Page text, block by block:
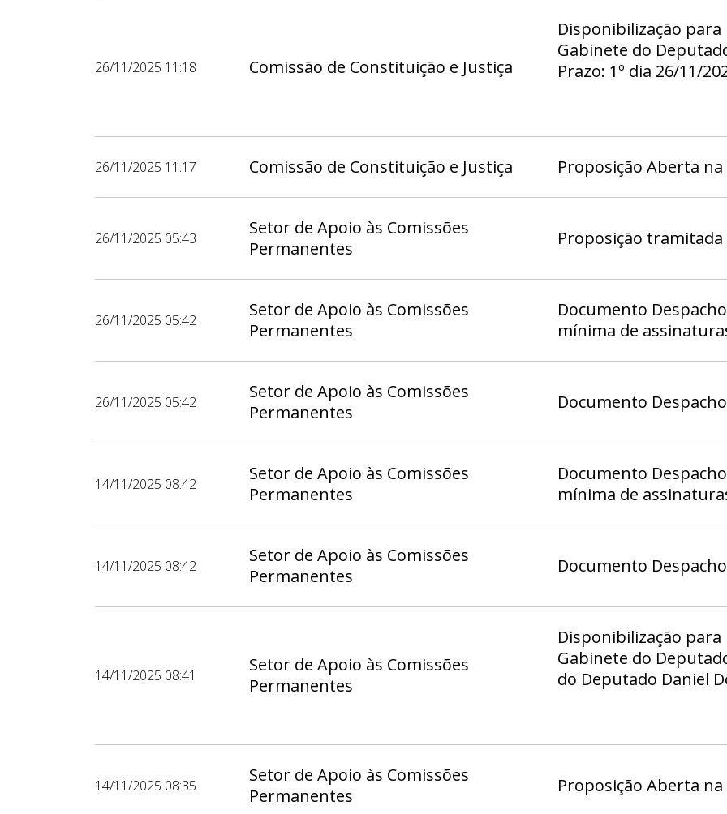
26/11/2025 11:18 Comissão de Constituição e Justiça
Disponibilização
Gabinete do
Prazo: 1º dia 26/11/
26/11/2025 11:17 Comissão de Constituição e Justiça Proposição Aberta
26/11/2025 05:43
Setor de Apoio às Comissões
Permanentes
Proposição tramitada
26/11/2025 05:42
Setor de Apoio às Comissões
Permanentes
Documento
mínima de
26/11/2025 05:42
Setor de Apoio às Comissões
Permanentes
Documento
14/11/2025 08:42
Setor de Apoio às Comissões
Permanentes
Documento
mínima de
14/11/2025 08:42
Setor de Apoio às Comissões
Permanentes
Documento
14/11/2025 08:41
Setor de Apoio às Comissões
Permanentes
Disponibilização
Gabinete do
do Deputado Daniel
Deputado Eduardo
Hermeto - Gab 11,
Gabinete do
14/11/2025 08:35
Setor de Apoio às Comissões
Permanentes
Proposição Aberta